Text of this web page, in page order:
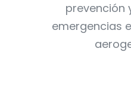
prevención
emergencias